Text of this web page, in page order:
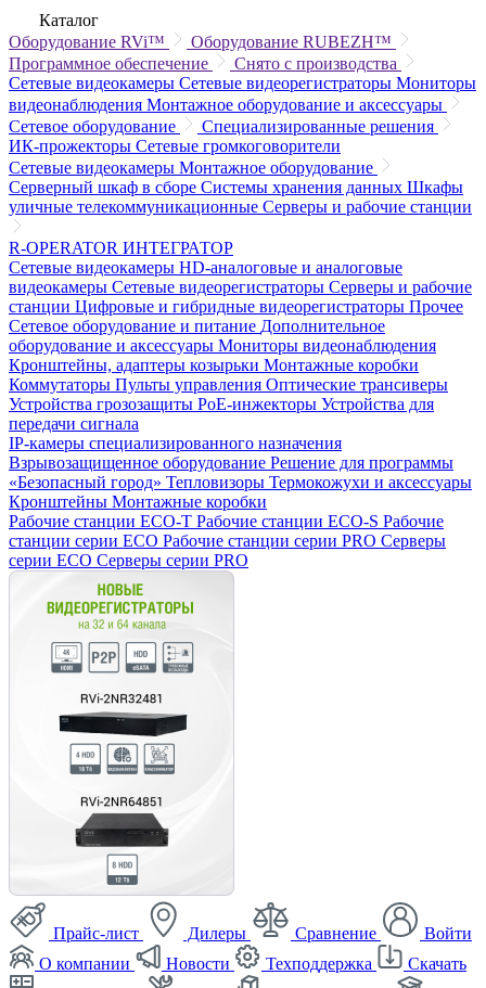
Каталог
Оборудование RVi™
Оборудование RUBEZH™
Программное обеспечение
Снято с производства
Сетевые видеокамеры Сетевые видеорегистраторы Мониторы
видеонаблюдения Монтажное оборудование и аксессуары
Сетевое оборудование
Специализированные решения
ИК-прожекторы Сетевые громкоговорители
Сетевые видеокамеры Монтажное оборудование
Серверный шкаф в сборе Системы хранения данных Шкафы
уличные телекоммуникационные Серверы и рабочие станции
R-OPERATOR ИНТЕГРАТОР
Сетевые видеокамеры HD-аналоговые и аналоговые
видеокамеры Сетевые видеорегистраторы Серверы и рабочие
станции Цифровые и гибридные видеорегистраторы Прочее
Сетевое оборудование и питание Дополнительное
оборудование и аксессуары Мониторы видеонаблюдения
Кронштейны, адаптеры козырьки Монтажные коробки
Коммутаторы Пульты управления Оптические трансиверы
Устройства грозозащиты PoE-инжекторы Устройства для
передачи сигнала
IP-камеры специализированного назначения
Взрывозащищенное оборудование Решение для программы
«Безопасный город» Тепловизоры Термокожухи и аксессуары
Кронштейны Монтажные коробки
Рабочие станции ECO-T Рабочие станции ECO-S Рабочие
станции серии ECO Рабочие станции серии PRO Серверы
серии ECO Серверы серии PRO
Прайс-лист Дилеры Сравнение
Войти
О компании
Новости Техподдержка
Скачать